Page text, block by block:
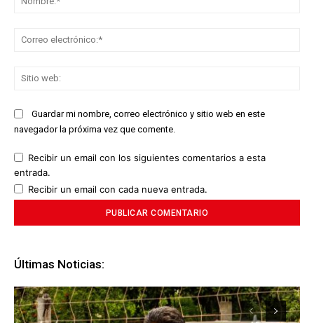
Guardar mi nombre, correo electrónico y sitio web en este
navegador la próxima vez que comente.
Recibir un email con los siguientes comentarios a esta
entrada.
Recibir un email con cada nueva entrada.
Últimas Noticias: